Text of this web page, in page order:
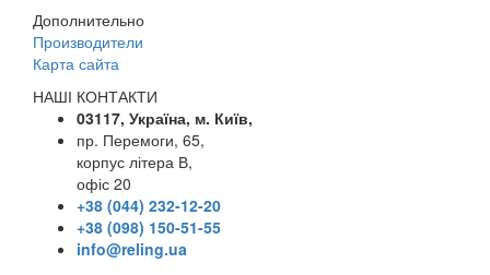
Дополнительно
Производители
Карта сайта
НАШІ КОНТАКТИ
03117, Україна, м. Київ,
пр. Перемоги, 65,
корпус літера В,
офіс 20
+38 (044) 232-12-20
+38 (098) 150-51-55
info@reling.ua